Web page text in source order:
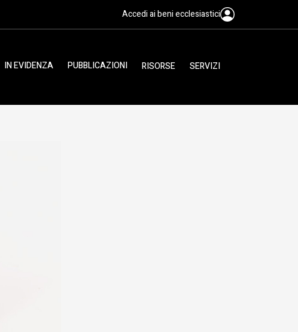
Accedi ai beni ecclesiastici
IN EVIDENZA PUBBLICAZIONI RISORSE SERVIZI